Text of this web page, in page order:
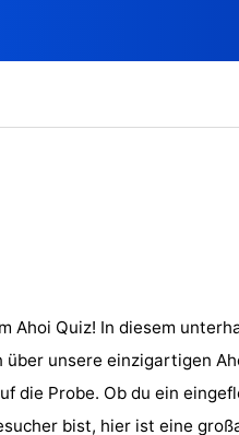
Ahoi Quiz! In diesem
über unsere einzigartigen
die Probe. Ob du ein
bist, hier ist eine